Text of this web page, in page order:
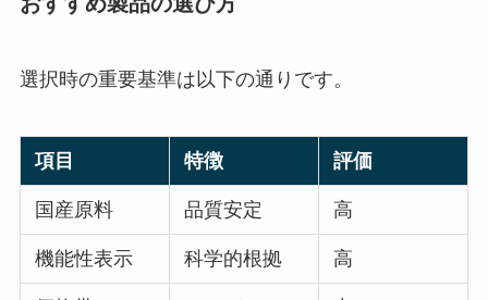
選択時の重要基準は以下の通りです。
項目 特徴 評価
国産原料 品質安定 高
機能性表示 科学的根拠 高